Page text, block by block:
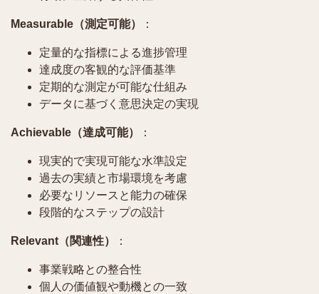
Measurable（測定可能） ：
定量的な指標による進捗管理
達成度の客観的な評価基準
定期的な測定が可能な仕組み
データに基づく意思決定の実現
Achievable（達成可能） ：
現実的で実現可能な水準設定
過去の実績と市場環境を考慮
必要なリソースと能力の確保
段階的なステップの設計
Relevant（関連性） ：
事業戦略との整合性
個人の価値観や動機との一致